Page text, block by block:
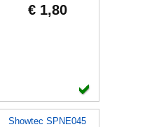
€ 1,80
Showtec SPNE045